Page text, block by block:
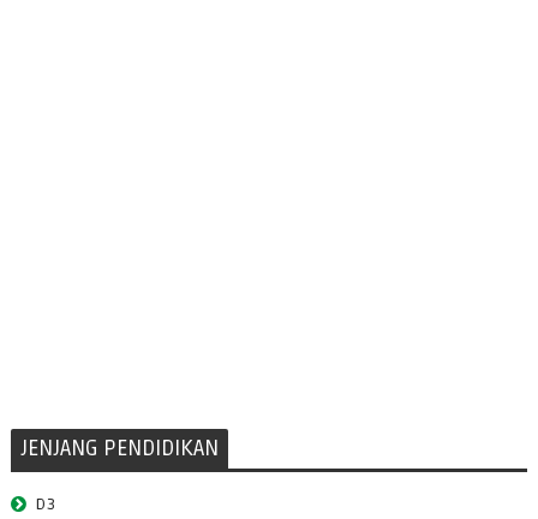
JENJANG PENDIDIKAN
D3